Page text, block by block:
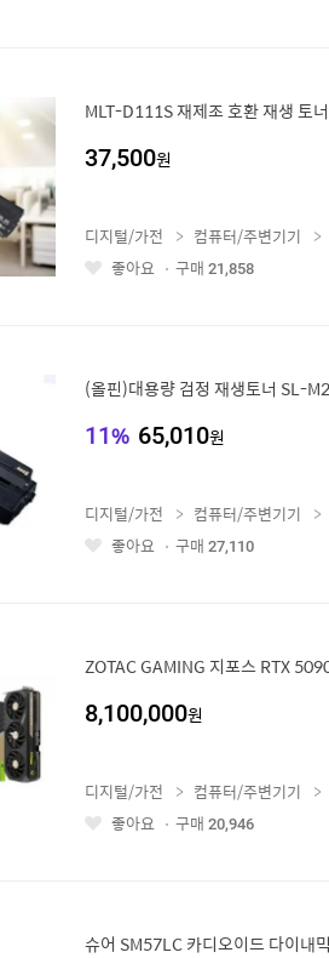
MLT-D111S 재제조 호환 재생 토
37,500원
좋
디지털/가전 컴퓨터/주변기기
좋아요
구매 21,858
(올핀)대용량 검정 재생토너 SL-
11% 65,010원
좋
디지털/가전 컴퓨터/주변기기
좋아요
구매 27,110
ZOTAC GAMING 지포스 RTX
8,100,000원
좋
디지털/가전 컴퓨터/주변기기
좋아요
구매 20,946
슈어 SM57LC 카디오이드 다이내